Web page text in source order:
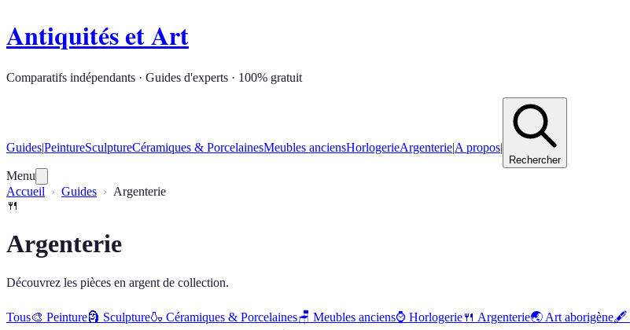
Antiquités et Art
Comparatifs indépendants · Guides d'experts · 100% gratuit
Guides|PeintureSculptureCéramiques & PorcelainesMeubles anciensHorlogerieArgenterie|A propos|
Rechercher
Menu
Accueil
Guides
Argenterie
🍴
Argenterie
Découvrez les pièces en argent de collection.
Tous🎨 Peinture🗿 Sculpture🍶 Céramiques & Porcelaines🪑 Meubles anciens⌚ Horlogerie🍴 Argenterie🌏 Art aborigène🖋️